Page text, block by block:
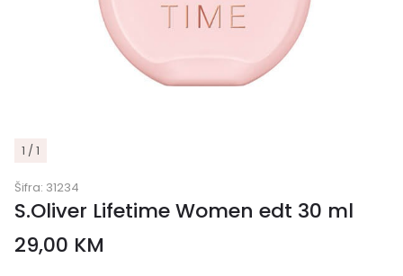
1 / 1
Šifra: 31234
S.Oliver Lifetime Women edt 30 ml
29,00 KM